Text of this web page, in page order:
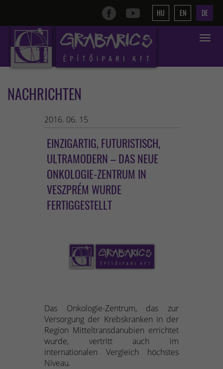
HU EN DE
Toggle
NACHRICHTEN
2016. 06. 15
EINZIGARTIG, FUTURISTISCH,
ULTRAMODERN – DAS NEUE
ONKOLOGIE-ZENTRUM IN
VESZPRÉM WURDE
FERTIGGESTELLT
Das Onkologie-Zentrum, das zur
Versorgung der Krebskranken in der
Region Mitteltransdanubien errichtet
wurde, vertritt auch im
internationalen Vergleich höchstes
Niveau.